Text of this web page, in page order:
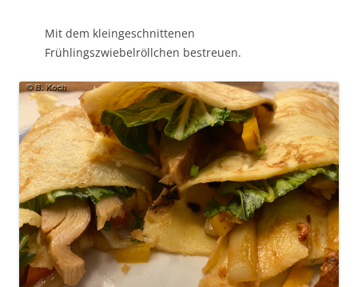
Mit dem kleingeschnittenen
Frühlingszwiebelröllchen bestreuen.